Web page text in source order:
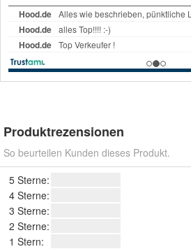
Produktrezensionen
So beurteilen Kunden dieses Produkt.
5 Sterne:
4 Sterne:
3 Sterne:
2 Sterne:
1 Stern: